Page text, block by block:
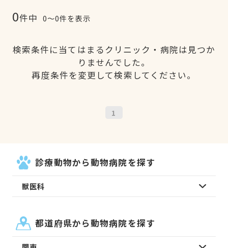
0件中 0〜0件を表示
検索条件に当てはまるクリニック・病院は見つか
りませんでした。
再度条件を変更して検索してください。
1
診療動物から動物病院を探す
獣医科
都道府県から動物病院を探す